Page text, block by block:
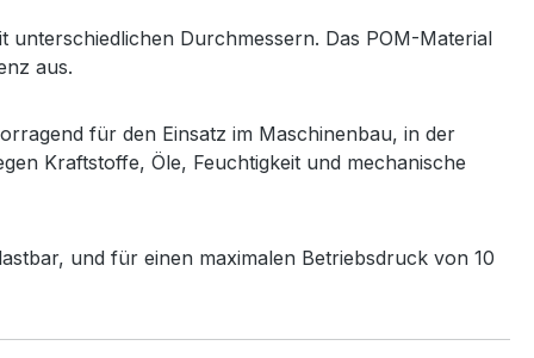
Durchmessern. Das POM-Material
aus.
für den Einsatz im Maschinenbau, in der
Kraftstoffe, Öle, Feuchtigkeit und mechanische
und für einen maximalen Betriebsdruck von 10